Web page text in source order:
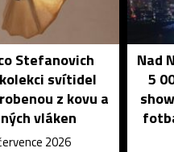
Stefanovich
svítidel
z kovu a
vláken
2026
Nad
5